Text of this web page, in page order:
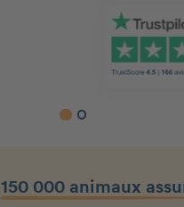
150 000 animaux